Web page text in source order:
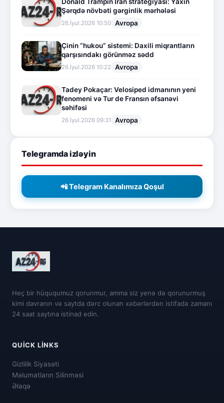
Donald Trampın İran strategiyası: Yaxın
Şərqdə növbəti gərginlik mərhələsi
26.İyul.2026 10:50 Avropa
Çinin “hukou” sistemi: Daxili miqrantların
qarşısındakı görünməz sədd
26.İyul.2026 10:22 Avropa
Tadey Pokaçar: Velosiped idmanının yeni
fenomeni və Tur de Fransın əfsanəvi
səhifəsi
26.İyul.2026 09:31 Avropa
Telegramda izləyin
📲 Telegram Kanalımıza Qoşul
Heç bir hüququmuz qorunmur, amma siz yenə də qorunurmuş
kimi davranın və saytda dərc olunan xəbərlərdən istifadə zamanı
24 saat saytına istinad edin.
QUICK LINKS
Gizlilik Siyasəti
Məlumatların Silinməsi
Əlaqə